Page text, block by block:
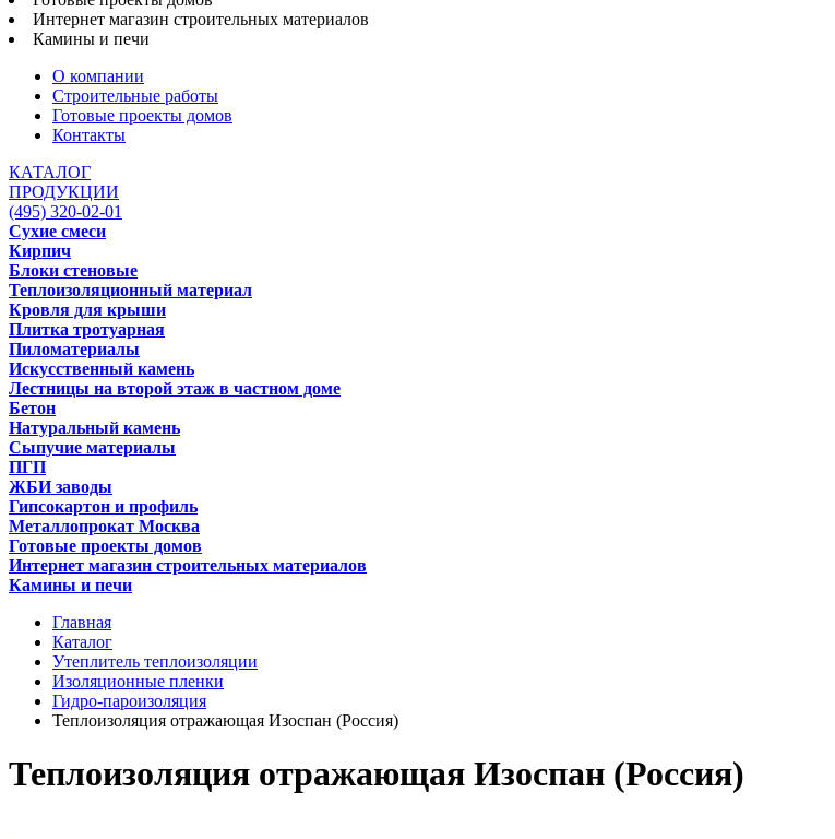
Интернет магазин строительных материалов
Камины и печи
О компании
Строительные работы
Готовые проекты домов
Контакты
КАТАЛОГ
ПРОДУКЦИИ
(495) 320-02-01
Сухие смеси
Кирпич
Блоки стеновые
Теплоизоляционный материал
Кровля для крыши
Плитка тротуарная
Пиломатериалы
Искусственный камень
Лестницы на второй этаж в частном доме
Бетон
Натуральный камень
Сыпучие материалы
ПГП
ЖБИ заводы
Гипсокартон и профиль
Металлопрокат Москва
Готовые проекты домов
Интернет магазин строительных материалов
Камины и печи
Главная
Каталог
Утеплитель теплоизоляции
Изоляционные пленки
Гидро-пароизоляция
Теплоизоляция отражающая Изоспан (Россия)
Теплоизоляция отражающая Изоспан (Россия)